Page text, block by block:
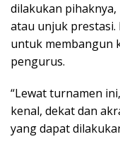
dilakukan
atau unjuk
untuk membangun
pengurus.
“Lewat turnamen
kenal, dekat dan
yang dapat